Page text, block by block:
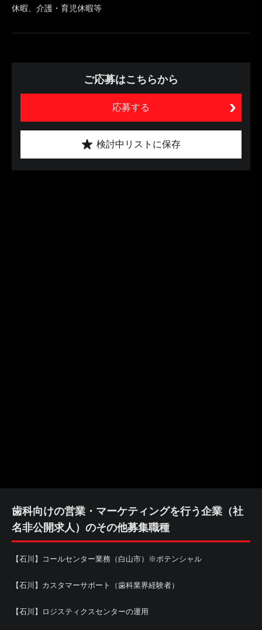
休暇、介護・育児休暇等
ご応募はこちらから
応募する
検討中リストに保存
歯科向けの営業・マーケティングを行う企業（社
名非公開求人）のその他募集職種
【石川】コールセンター業務（白山市）※ポテンシャル
【石川】カスタマーサポート（歯科業界経験者）
【石川】ロジスティクスセンターの運用